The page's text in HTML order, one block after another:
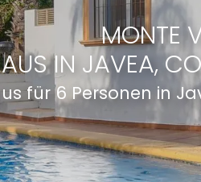
MONTE
IN JAVEA,
für 6 Personen in